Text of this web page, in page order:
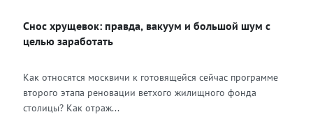
Снос хрущевок: правда, вакуум и большой шум с
целью заработать
Как относятся москвичи к готовящейся сейчас программе
второго этапа реновации ветхого жилищного фонда
столицы? Как отраж...